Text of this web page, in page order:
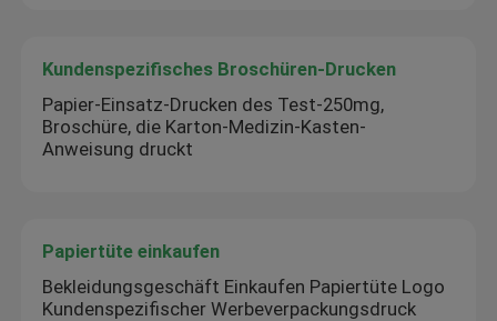
Kundenspezifisches Broschüren-Drucken
Papier-Einsatz-Drucken des Test-250mg,
Broschüre, die Karton-Medizin-Kasten-
Anweisung druckt
Papiertüte einkaufen
Bekleidungsgeschäft Einkaufen Papiertüte Logo
Kundenspezifischer Werbeverpackungsdruck